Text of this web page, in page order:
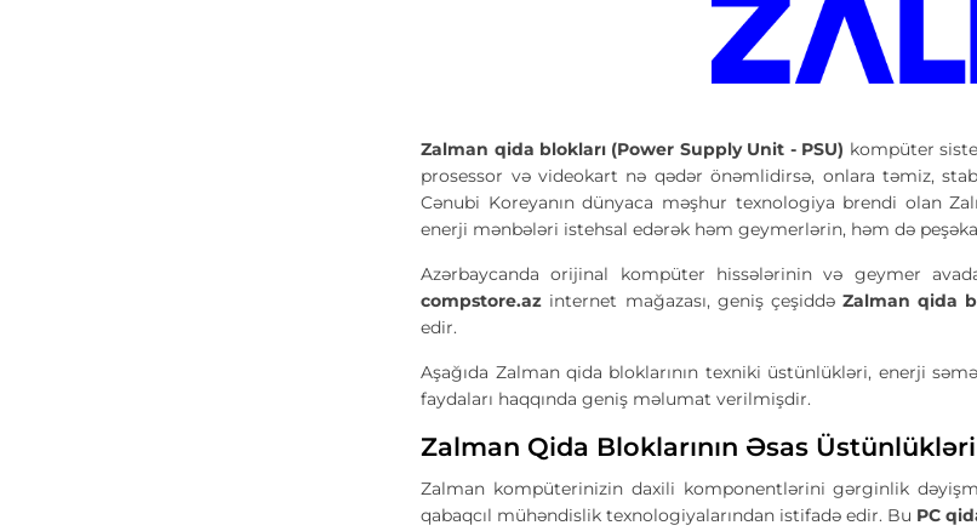
Zalman qida blokları (Power Supply Unit - PSU) kompüter
prosessor və videokart nə qədər önəmlidirsə, onlara təmiz,
Cənubi Koreyanın dünyaca məşhur texnologiya brendi olan
enerji mənbələri istehsal edərək həm geymerlərin, həm də
Azərbaycanda orijinal kompüter hissələrinin və geymer
compstore.az internet mağazası, geniş çeşiddəZalman qida
edir.
Aşağıda Zalman qida bloklarının texniki üstünlükləri, enerji
faydaları haqqında geniş məlumat verilmişdir.
Zalman Qida Bloklarının Əsas
Zalman kompüterinizin daxili komponentlərini gərginlik
qabaqcıl mühəndislik texnologiyalarından istifadə edir. Bu PC